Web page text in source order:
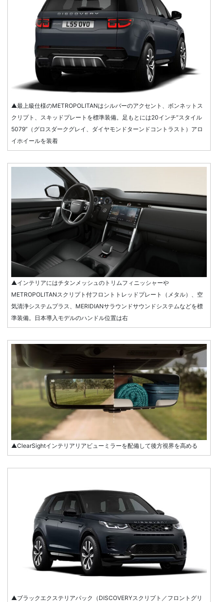
▲最上級仕様のMETROPOLITANはシルバーのアクセント、ボンネットス
クリプト、スキッドプレートを標準装備。足もとには20インチ“スタイル
5079”（グロスダークグレイ、ダイヤモンドターンドコントラスト）アロ
イホイールを装着
▲インテリアにはチタンメッシュのトリムフィニッシャーや
METROPOLITANスクリプト付フロントトレッドプレート（メタル）、空
気清浄システムプラス、MERIDIANサラウンドサウンドシステムなどを標
準装備。日本導入モデルのハンドル位置は右
▲ClearSightインテリアリアビューミラーを配備して後方視界を高める
▲ブラックエクステリアパック（DISCOVERYスクリプト／フロントグリ